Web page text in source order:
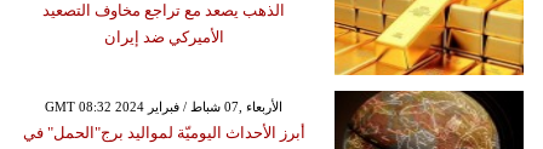
الذهب يصعد مع تراجع مخاوف التصعيد
الأميركي ضد إيران
GMT 08:32 2024 الأربعاء ,07 شباط / فبراير
أبرز الأحداث اليوميّة لمواليد برج"الحمل" في